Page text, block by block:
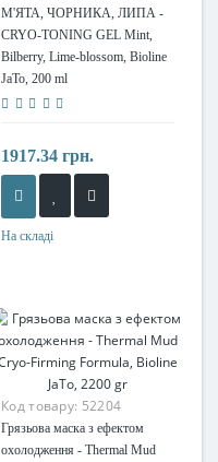
М'ЯТА, ЧОРНИКА, ЛИПА -
CRYO-TONING GEL Mint,
Bilberry, Lime-blossom, Bioline
JaTo, 200 ml
1917.34 грн.
На складі
Код товару: 52204
Грязьова маска з ефектом
охолодження - Thermal Mud